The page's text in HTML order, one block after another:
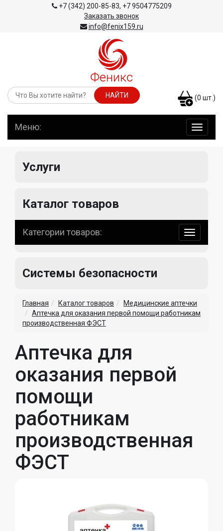
+7 (342) 200-85-83, +7 9504775209
Заказать звонок
info@fenix159.ru
(0 шт.)
по
Меню:
Услуги
Каталог товаров
по
Категории товаров:
Системы безопасности
Главная Каталог товаров
Медицинские аптечки
Аптечка для оказания первой помощи работникам
производственная ФЭСТ
Аптечка для
оказания первой
помощи
работникам
производственная
ФЭСТ